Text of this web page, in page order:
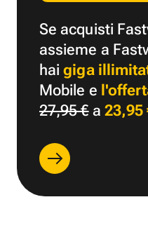
Se acquisti
assieme a
haigiga
Mobile e
27,95 €a 23,95